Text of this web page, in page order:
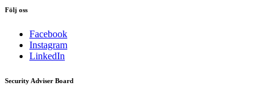
Följ oss
Facebook
Instagram
LinkedIn
Security Adviser Board